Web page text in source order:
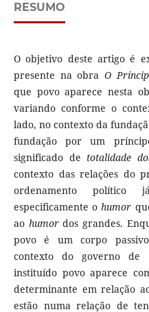
RESUMO
O objetivo deste artigo é
presente na obraO
que povo aparece nesta
variando conforme o
lado, no contexto da
fundação por um
significado de totalidade
contexto das relações do
ordenamento político
especificamente ohumor
ao humordos grandes.
povo é um corpo
contexto do governo de
instituído povo aparece
determinante em relação
estão numa relação de